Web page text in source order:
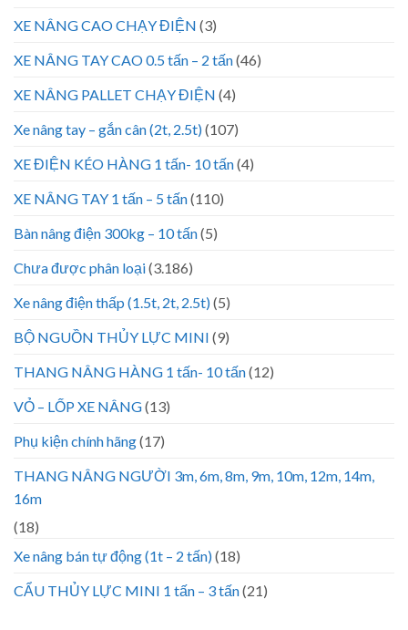
XE NÂNG CAO CHẠY ĐIỆN (3)
XE NÂNG TAY CAO 0.5 tấn – 2 tấn(46)
XE NÂNG PALLET CHẠY ĐIỆN (4)
Xe nâng tay – gắn cân (2t, 2.5t)(107)
XE ĐIỆN KÉO HÀNG 1 tấn- 10 tấn(4)
XE NÂNG TAY 1 tấn – 5 tấn(110)
Bàn nâng điện 300kg – 10 tấn(5)
Chưa được phân loại(3.186)
Xe nâng điện thấp (1.5t, 2t, 2.5t)(5)
BỘ NGUỒN THỦY LỰC MINI (9)
THANG NÂNG HÀNG 1 tấn- 10 tấn(12)
VỎ – LỐP XE NÂNG(13)
Phụ kiện chính hãng(17)
THANG NÂNG NGƯỜI 3m, 6m, 8m, 9m, 10m, 12m, 14m,
16m
(18)
Xe nâng bán tự động (1t – 2 tấn)(18)
CẨU THỦY LỰC MINI 1 tấn – 3 tấn(21)